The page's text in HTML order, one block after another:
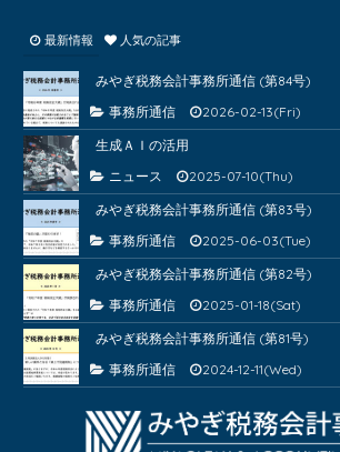
最新情報 人気の記事
みやぎ税務会計事務所通信 (第84号)
事務所通信
2026-02-13(Fri)
生成ＡＩの活用
ニュース
2025-07-10(Thu)
みやぎ税務会計事務所通信 (第83号)
事務所通信
2025-06-03(Tue)
みやぎ税務会計事務所通信 (第82号)
事務所通信
2025-01-18(Sat)
みやぎ税務会計事務所通信 (第81号)
事務所通信
2024-12-11(Wed)